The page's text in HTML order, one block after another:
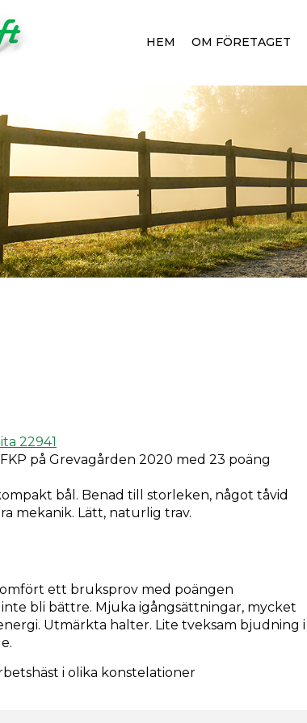
HEM OM FÖRETAGET
22941
på Grevagården 2020 med 23 poäng
bål. Benad till storleken, något tåvid
mekanik. Lätt, naturlig trav.
ett bruksprov med poängen
inte bli bättre. Mjuka igångsättningar, mycket
Utmärkta halter. Lite tveksam bjudning i
i olika konstelationer